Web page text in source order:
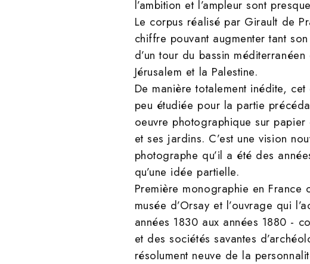
l’ambition et l’ampleur sont
Le corpus réalisé par Girault de
chiffre pouvant augmenter tant
d’un tour du bassin
Jérusalem et la Palestine.
De manière totalement inédite,
peu étudiée pour la partie
oeuvre photographique sur papier
et ses jardins. C’est une vision
photographe qu’il a été des
qu’une idée partielle.
Première monographie en France
musée d’Orsay et l’ouvrage qui
années 1830 aux années 1880 -
et des sociétés savantes
résolument neuve de la